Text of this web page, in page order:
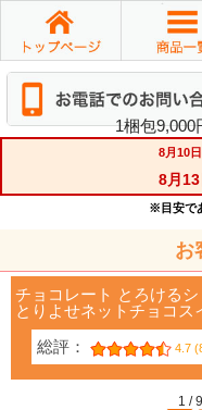
1梱包
お
チョコレート とろける
とりよせネットチョコス
総評：
4.7
1 /